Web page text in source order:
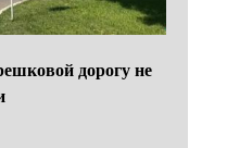
дорогу не